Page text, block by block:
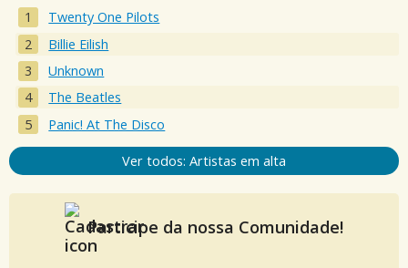
Twenty One Pilots
Billie Eilish
Unknown
The Beatles
Panic! At The Disco
Ver todos: Artistas em alta
Participe da nossa Comunidade!